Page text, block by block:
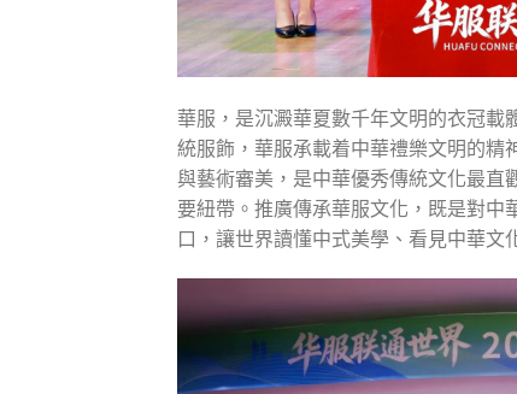
華服，是沉澱華夏數千年文明的衣冠載
統服飾，華服承載着中華禮樂文明的精
與藝術審美，是中華優秀傳統文化最直
要紐帶。推廣傳承華服文化，既是對中
口，讓世界讀懂中式美學、看見中華文